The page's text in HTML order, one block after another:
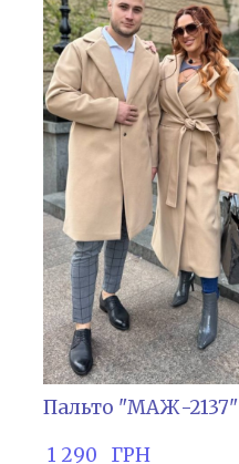
Пальто "МАЖ-2137"
1 290   ГРН